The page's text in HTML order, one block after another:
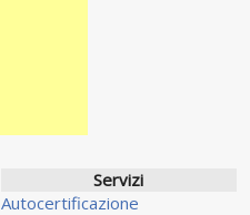
Servizi
Autocertificazione